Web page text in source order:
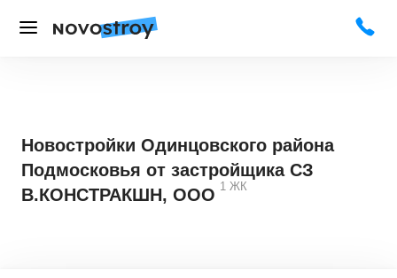
Новостройки Одинцовского района
Подмосковья от застройщика СЗ
В.КОНСТРАКШН, ООО 1 ЖК